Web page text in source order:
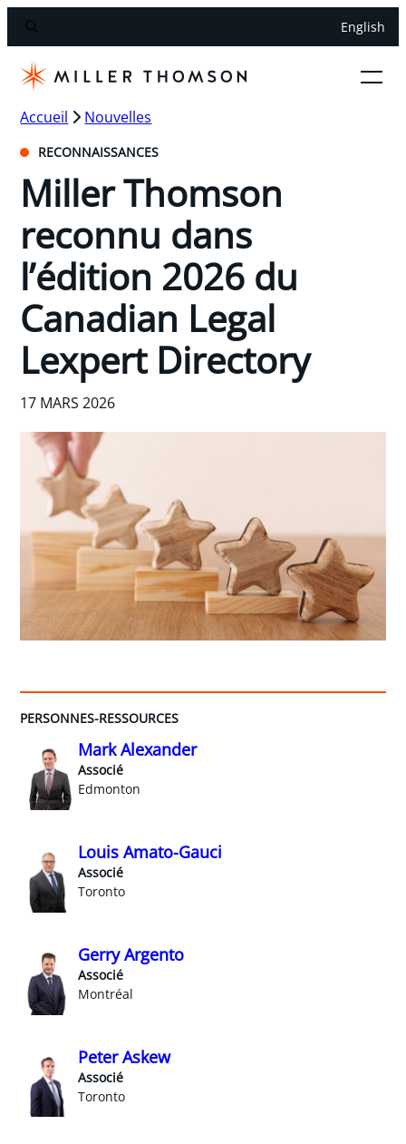
English
Accueil Nouvelles
RECONNAISSANCES
Miller Thomson
reconnu dans
l’édition 2026 du
Canadian Legal
Lexpert Directory
17 MARS 2026
PERSONNES-RESSOURCES
Mark Alexander
Associé
Edmonton
Louis Amato-Gauci
Associé
Toronto
Gerry Argento
Associé
Montréal
Peter Askew
Associé
Toronto